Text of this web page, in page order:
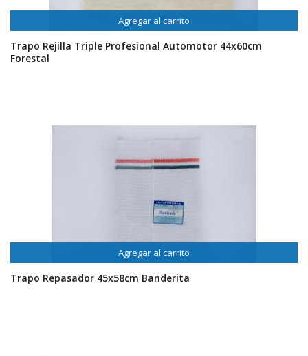
Agregar al carrito
Trapo Rejilla Triple Profesional Automotor 44x60cm
Forestal
Agregar al carrito
Trapo Repasador 45x58cm Banderita